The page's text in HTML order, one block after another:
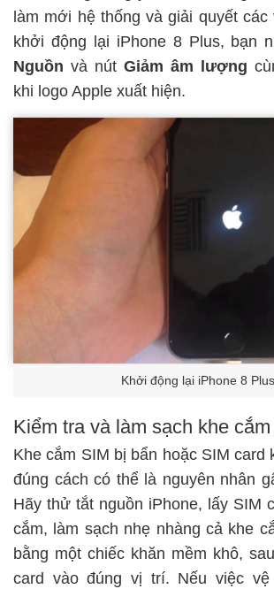
làm mới hệ thống và giải quyết
khởi động lại iPhone 8 Plus, bạn
Nguồn và nút Giảm âm lượng
khi logo Apple xuất hiện.
Khởi động lại iPhone 8 Plus
Kiểm tra và làm sạch khe
Khe cắm SIM bị bẩn hoặc SIM card
đúng cách có thể là nguyên nhân
Hãy thử tắt nguồn iPhone, lấy SIM
cắm, làm sạch nhẹ nhàng cả khe
bằng một chiếc khăn mềm khô,
card vào đúng vị trí. Nếu việc vệ